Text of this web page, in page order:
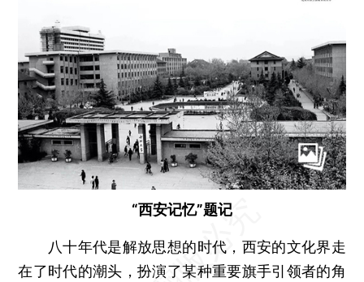
“西安记忆”题记
八十年代是解放思想的时代，西安的文化界走
在了时代的潮头，扮演了某种重要旗手引领者的角